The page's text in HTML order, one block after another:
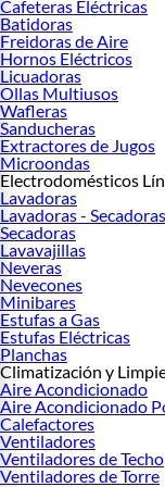
para productos más
cocinas modernas donde
funcionalidad.
Modelos y Opciones
Microondas Multifunción
Para quienes buscan
son ideales. Estos
descongelado rápido,
Batidoras de Mano
Con características como
intercambiables, las
desde salsas hasta
prefieren por su
Guía para Elegir Bien:
1. Funcionalidad: Evalúa
Algunos modelos ofrecen
para usos específicos. 2.
por modelos compactos
en un equipo grande. 3.
Cafeteras Eléctricas
Batidoras
Freidoras de Aire
Hornos Eléctricos
Licuadoras
Ollas Multiusos
Wafleras
Sanducheras
Extractores de Jugos
Microondas
Electrodomésticos
Lavadoras
Lavadoras - Secadoras
Secadoras
Lavavajillas
Neveras
Nevecones
Minibares
Estufas a Gas
Estufas Eléctricas
Planchas
Climatización y
Aire Acondicionado
Aire Acondicionado
Calefactores
Ventiladores
Ventiladores de Techo
Ventiladores de Torre